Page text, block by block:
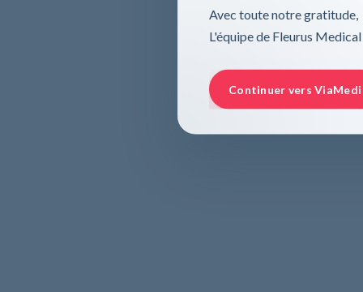
Avec toute notre gratitude,
L'équipe de Fleurus Medical
Continuer vers ViaMedi